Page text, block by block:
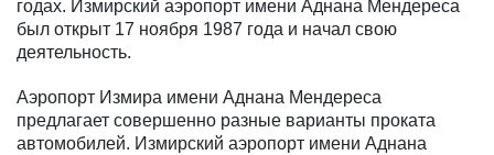
годах. Измирский аэропорт имени Аднана Мендереса
был открыт 17 ноября 1987 года и начал свою
деятельность.
Аэропорт Измира имени Аднана Мендереса
предлагает совершенно разные варианты проката
автомобилей. Измирский аэропорт имени Аднана